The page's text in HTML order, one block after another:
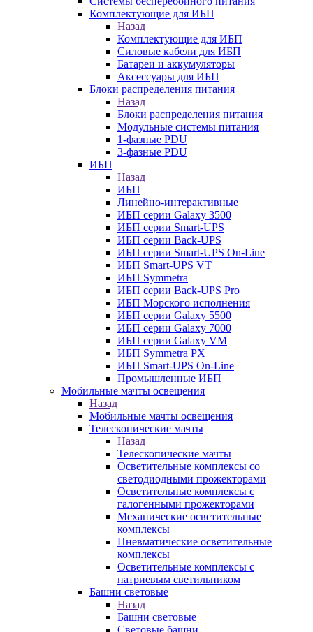
Комплектующие для ИБП
Назад
Комплектующие для ИБП
Силовые кабели для ИБП
Батареи и аккумуляторы
Аксессуары для ИБП
Блоки распределения питания
Назад
Блоки распределения питания
Модульные системы питания
1-фазные PDU
3-фазные PDU
ИБП
Назад
ИБП
Линейно-интерактивные
ИБП серии Galaxy 3500
ИБП серии Smart-UPS
ИБП серии Back-UPS
ИБП серии Smart-UPS On-Line
ИБП Smart-UPS VT
ИБП Symmetra
ИБП серии Back-UPS Pro
ИБП Морского исполнения
ИБП серии Galaxy 5500
ИБП серии Galaxy 7000
ИБП серии Galaxy VM
ИБП Symmetra PX
ИБП Smart-UPS On-Line
Промышленные ИБП
Мобильные мачты освещения
Назад
Мобильные мачты освещения
Телескопические мачты
Назад
Телескопические мачты
Осветительные комплексы со
светодиодными прожекторами
Осветительные комплексы с
галогенными прожекторами
Механические осветительные
комплексы
Пневматические осветительные
комплексы
Осветительные комплексы с
натриевым светильником
Башни световые
Назад
Башни световые
Световые башни